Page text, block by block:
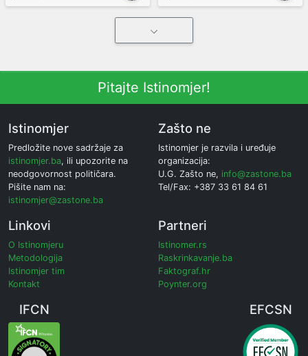
Pitajte Istinomjer!
Istinomjer
Predložite nove sadržaje za
istinomjer.ba, ili upozorite na
neodgovornost političara.
Pišite nam na:
istinomjer@zastone.ba
Zašto ne
Istinomjer je razvila i uređuje
organizacija:
U.G. Zašto ne, info@zastone.ba
Tel/Fax: +387 33 61 84 61
Linkovi
O Istinomjeru
Metodologija
Istinomjer tim
Kontakt
Partneri
Istinomer.rs
Raskrinkavanje.ba
Faktograf.hr
Poynter.org
IFCN EFCSN